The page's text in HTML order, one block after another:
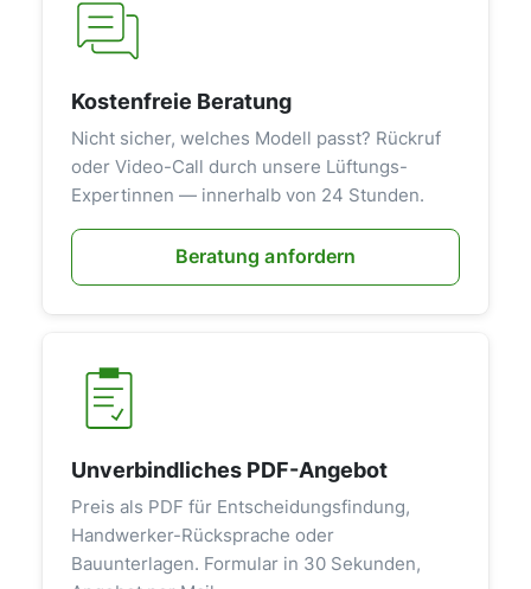
Kostenfreie Beratung
Nicht sicher, welches Modell passt? Rückruf
oder Video-Call durch unsere Lüftungs-
Expertinnen — innerhalb von 24 Stunden.
Beratung anfordern
Unverbindliches PDF-Angebot
Preis als PDF für Entscheidungsfindung,
Handwerker-Rücksprache oder
Bauunterlagen. Formular in 30 Sekunden,